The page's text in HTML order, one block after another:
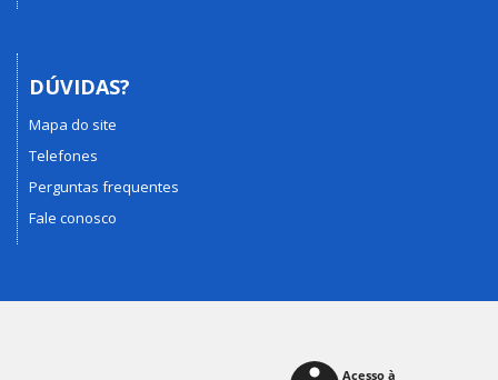
DÚVIDAS?
Mapa do site
Telefones
Perguntas frequentes
Fale conosco